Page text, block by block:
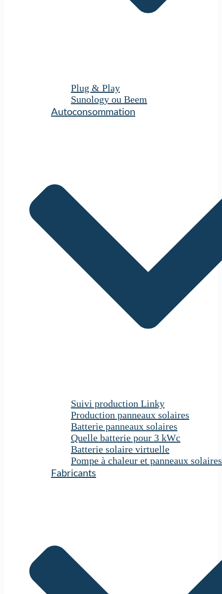
Plug & Play
Sunology ou Beem
Autoconsommation
Suivi production Linky
Production panneaux solaires
Batterie panneaux solaires
Quelle batterie pour 3 kWc
Batterie solaire virtuelle
Pompe à chaleur et panneaux solaires
Fabricants